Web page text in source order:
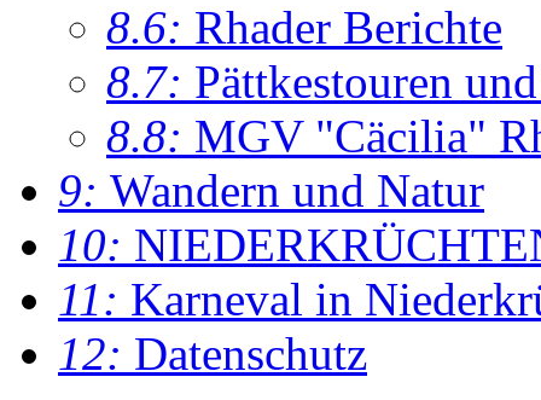
8.6: Rhader Berichte
8.7: Pättkestouren
8.8: MGV "Cäcilia"
9: Wandern und Natur
10:
11: Karneval in
12: Datenschutz